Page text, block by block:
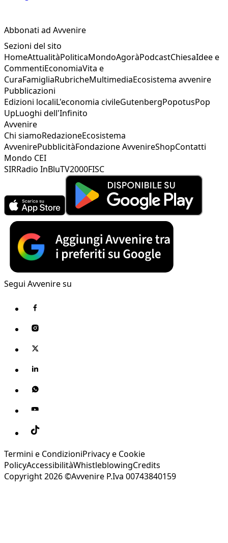
Abbonati ad Avvenire
Sezioni del sito
HomeAttualitàPoliticaMondoAgoràPodcastChiesaIdee e
CommentiEconomiaVita e
CuraFamigliaRubricheMultimediaEcosistema avvenire
Pubblicazioni
Edizioni localiL'economia civileGutenbergPopotusPop
UpLuoghi dell'Infinito
Avvenire
Chi siamoRedazioneEcosistema
AvvenirePubblicitàFondazione AvvenireShopContatti
Mondo CEI
SIRRadio InBluTV2000FISC
Segui Avvenire su
Termini e CondizioniPrivacy e Cookie
PolicyAccessibilitàWhistleblowingCredits
Copyright 2026 ©Avvenire P.Iva 00743840159